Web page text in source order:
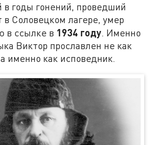
в годы гонений, проведший
в Соловецком лагере, умер
в ссылке в 1934 году. Именно
Виктор прославлен не как
именно как исповедник.